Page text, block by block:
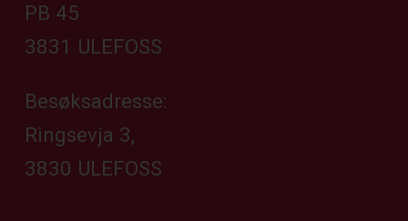
PB 45
3831 ULEFOSS
Besøksadresse:
Ringsevja 3,
3830 ULEFOSS